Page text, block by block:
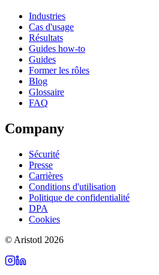
Industries
Cas d'usage
Résultats
Guides how-to
Guides
Former les rôles
Blog
Glossaire
FAQ
Company
Sécurité
Presse
Carrières
Conditions d'utilisation
Politique de confidentialité
DPA
Cookies
© Aristotl 2026